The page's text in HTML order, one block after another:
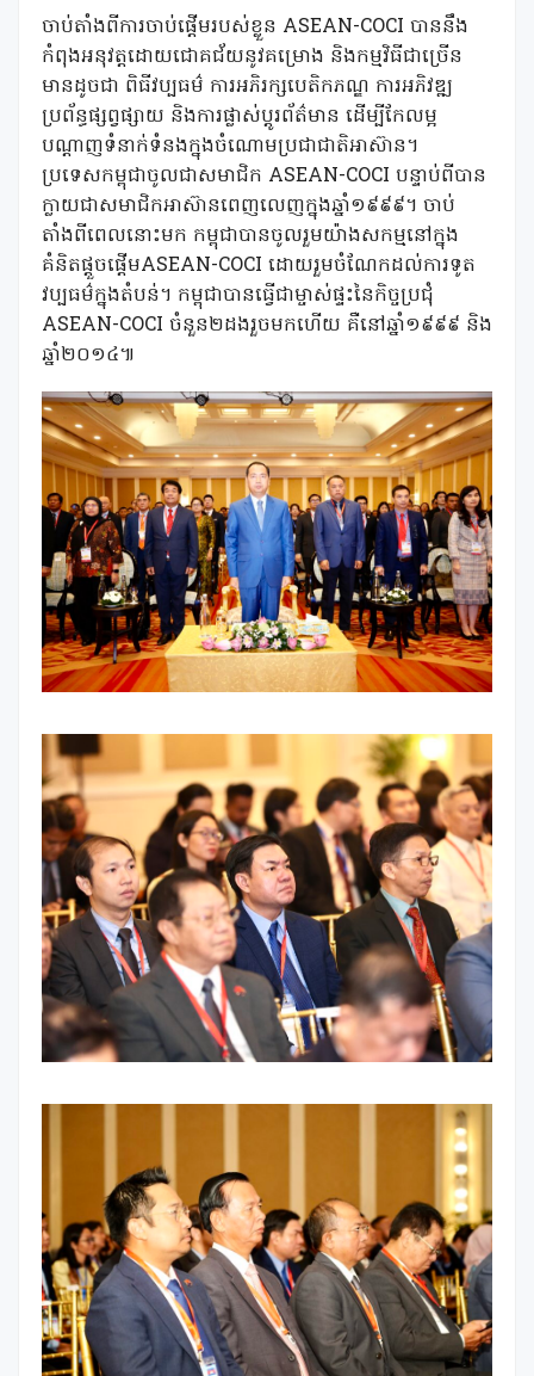
ចាប់តាំងពីការចាប់ផ្តើមរបស់ខ្លួន ASEAN-COCI បាននឹង
កំពុងអនុវត្តដោយជោគជ័យនូវគម្រោង និងកម្មវិធីជាច្រើន
មានដូចជា ពិធីវប្បធម៌ ការអភិរក្សបេតិកភណ្ឌ ការអភិវឌ្ឍ
ប្រព័ន្ធផ្សព្វផ្សាយ និងការផ្លាស់ប្តូរព័ត៌មាន ដើម្បីកែលម្អ
បណ្តាញទំនាក់ទំនងក្នុងចំណោមប្រជាជាតិអាស៊ាន។
ប្រទេសកម្ពុជាចូលជាសមាជិក ASEAN-COCI បន្ទាប់ពីបាន
ក្លាយជាសមាជិកអាស៊ានពេញលេញក្នុងឆ្នាំ១៩៩៩។ ចាប់
តាំងពីពេលនោះមក កម្ពុជាបានចូលរួមយ៉ាងសកម្មនៅក្នុង
គំនិតផ្តួចផ្តើមASEAN-COCI ដោយរួមចំណែកដល់ការទូត
វប្បធម៌ក្នុងតំបន់។ កម្ពុជាបានធ្វើជាម្ចាស់ផ្ទះនៃកិច្ចប្រជុំ
ASEAN-COCI ចំនួន២ដងរួចមកហើយ គឺនៅឆ្នាំ១៩៩៩ និង
ឆ្នាំ២០១៤៕